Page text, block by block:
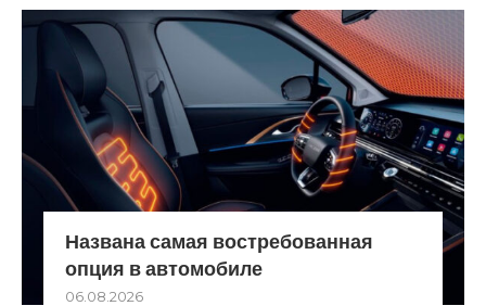
Названа самая востребованная
опция в автомобиле
06.08.2026